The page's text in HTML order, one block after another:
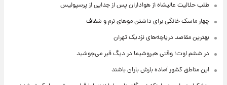
طلب حلالیت عالیشاه از هواداران پس از جدایی از پرسپولیس
چهار ماسک خانگی برای داشتن موهای نرم و شفاف
بهترین مقاصد دریاچه‌های نزدیک تهران
در ششم اوت؛ وقتی هیروشیما در دیگ قیر می‌جوشید
این مناطق کشور آماده بارش باران باشند